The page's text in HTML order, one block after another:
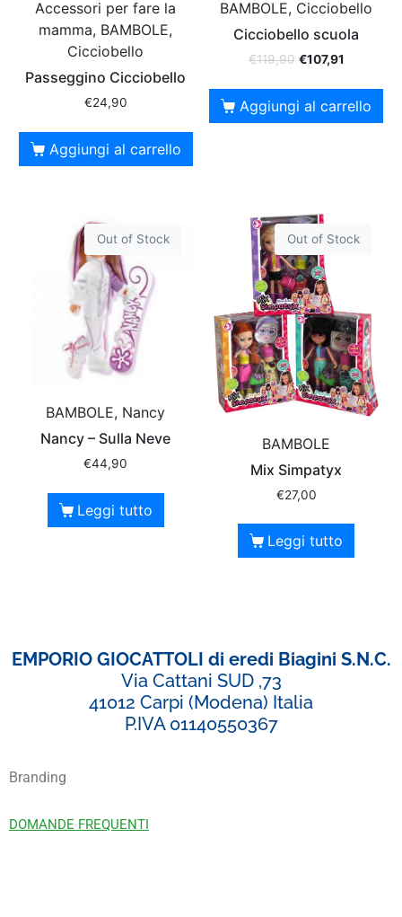
Accessori per fare la
mamma, BAMBOLE,
Cicciobello
Passeggino Cicciobello
€24,90
Aggiungi al carrello
BAMBOLE, Cicciobello
Cicciobello scuola
€119,90 €107,91
Aggiungi al carrello
Out of Stock
BAMBOLE, Nancy
Nancy – Sulla Neve
€44,90
Leggi tutto
Out of Stock
BAMBOLE
Mix Simpatyx
€27,00
Leggi tutto
EMPORIO GIOCATTOLI di eredi Biagini S.N.C.
Via Cattani SUD ,73
41012 Carpi (Modena) Italia
P.IVA 01140550367
Branding
DOMANDE FREQUENTI